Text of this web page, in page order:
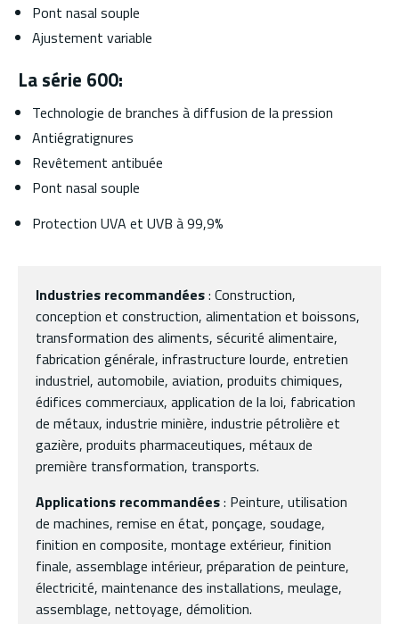
Pont nasal souple
Ajustement variable
La série 600:
Technologie de branches à diffusion de la pression
Antiégratignures
Revêtement antibuée
Pont nasal souple
Protection UVA et UVB à 99,9%
Industries recommandées: Construction,
conception et construction, alimentation et boissons,
transformation des aliments, sécurité alimentaire,
fabrication générale, infrastructure lourde, entretien
industriel, automobile, aviation, produits chimiques,
édifices commerciaux, application de la loi, fabrication
de métaux, industrie minière, industrie pétrolière et
gazière, produits pharmaceutiques, métaux de
première transformation, transports.
Applications recommandées: Peinture, utilisation
de machines, remise en état, ponçage, soudage,
finition en composite, montage extérieur, finition
finale, assemblage intérieur, préparation de peinture,
électricité, maintenance des installations, meulage,
assemblage, nettoyage, démolition.